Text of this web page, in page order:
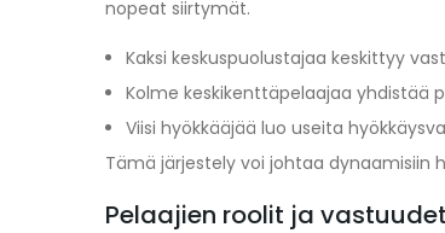
nopeat siirtymät.
Kaksi keskuspuolustajaa keskittyy
Kolme keskikenttäpelaajaa yhdistää
Viisi hyökkääjää luo useita
Tämä järjestely voi johtaa dynaamisiin
Pelaajien roolit ja